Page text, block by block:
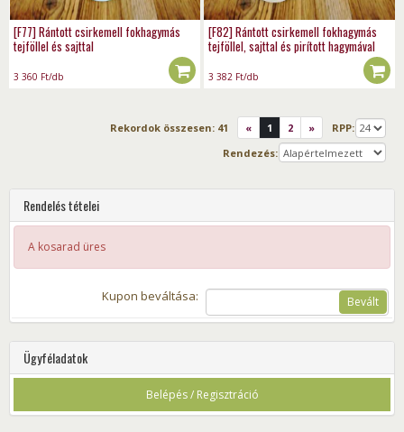
[F77] Rántott csirkemell fokhagymás
tejföllel és sajttal
3 360 Ft/db
[F82] Rántott csirkemell fokhagymás
tejföllel, sajttal és pirított hagymával
3 382 Ft/db
Rekordok összesen: 41 « 1 2 »
RPP:
Rendezés:
Rendelés tételei
A kosarad üres
Kupon beváltása: Bevált
Ügyféladatok
Belépés / Regisztráció